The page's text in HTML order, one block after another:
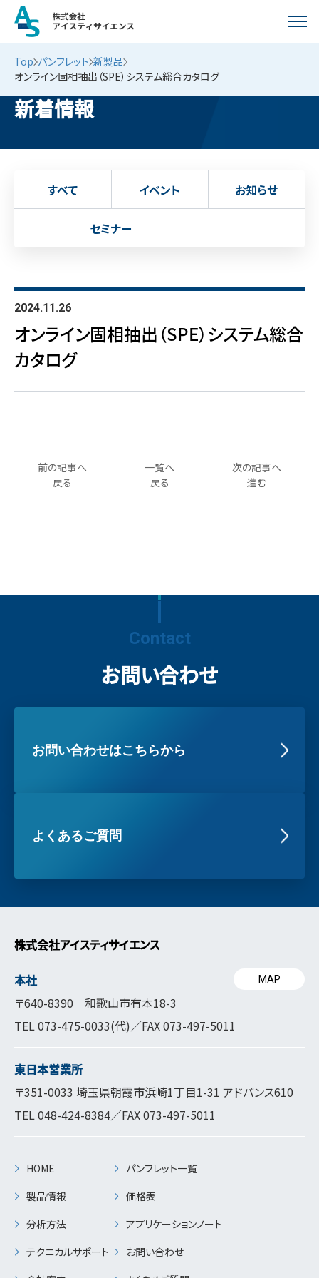
Top パンフレット 新製品
オンライン固相抽出（SPE）システム総合カタログ
新着情報
すべて イベント お知らせ
セミナー
2024.11.26
オンライン固相抽出（SPE）システム総合
カタログ
一覧へ
戻る
前の記事へ
戻る
次の記事へ
進む
Contact
お問い合わせ
お問い合わせはこちらから
よくあるご質問
株式会社アイスティサイエンス
本社
〒640-8390 和歌山市有本18-3
TEL073-475-0033(代)／FAX 073-497-5011
MAP
東日本営業所
〒351-0033 埼玉県朝霞市浜崎1丁目1-31 アドバンス610
TEL048-424-8384／FAX 073-497-5011
HOME
製品情報
分析方法
テクニカルサポート
パンフレット一覧
価格表
アプリケーションノート
お問い合わせ